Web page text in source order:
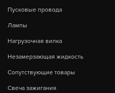
Пусковые провода
Лампы
Нагрузочная вилка
Незамерзающая жидкость
Сопутствующие товары
Свеча зажигания